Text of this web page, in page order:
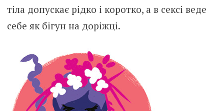
тіла допускає рідко і коротко, а в сексі веде
себе як бігун на доріжці.